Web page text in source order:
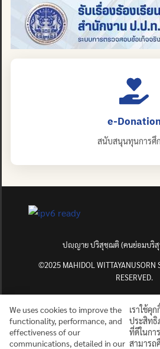
e-Donation
สนับสนุนทุนการศึ
ปญฺญาย ปริสุชฺฌติ (คนย่อมบริ
©2025 MAHIDOL WITTAYANUSORN
RESERVED.
We uses cookies to improve the
functionality, performance, and
effectiveness of our
communications, detailed in our
เราใช้คุ
ประสิท
ที่ดีในกา
สามารถ